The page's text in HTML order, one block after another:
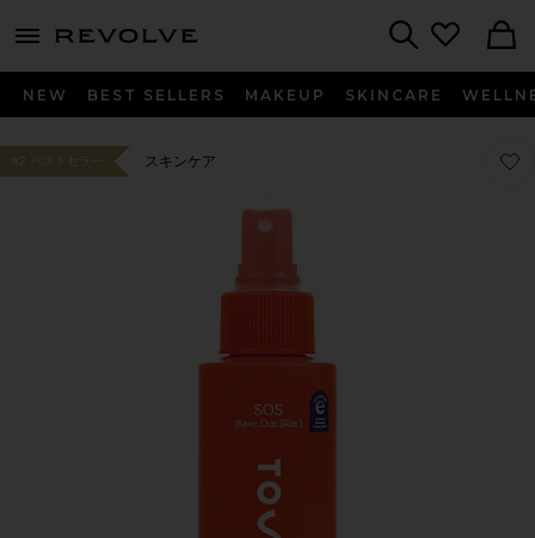
menu - shows more content
NEW BEST SELLERS MAKEUP SKINCARE
#2 ベストセラー スキンケア お気
お気